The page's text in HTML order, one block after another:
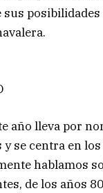
posibilidades
año lleva por
y se centra en
hablamos
de los años